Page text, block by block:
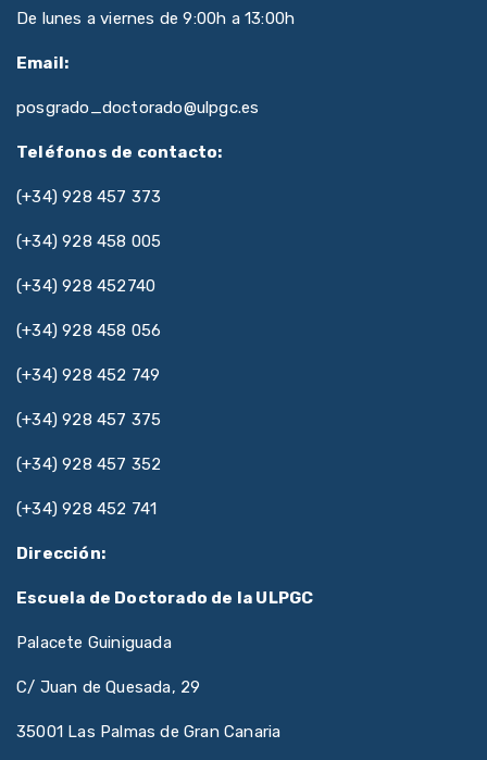
De lunes a viernes de 9:00h a 13:00h
Email:
posgrado_doctorado@ulpgc.es
Teléfonos de contacto:
(+34) 928 457 373
(+34) 928 458 005
(+34) 928 452740
(+34) 928 458 056
(+34) 928 452 749
(+34) 928 457 375
(+34) 928 457 352
(+34) 928 452 741
Dirección:
Escuela de Doctorado de la ULPGC
Palacete Guiniguada
C/ Juan de Quesada, 29
35001 Las Palmas de Gran Canaria